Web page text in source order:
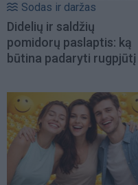
Sodas ir daržas
Didelių ir saldžių
pomidorų paslaptis: ką
būtina padaryti rugpjūtį